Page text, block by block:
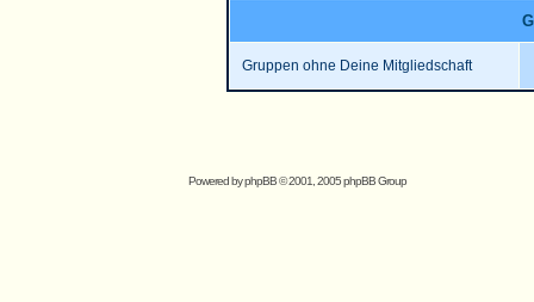
Gruppen ohne Deine Mitgliedschaft
Powered byphpBB© 2001, 2005 phpBB Group